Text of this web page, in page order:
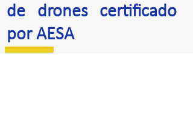
de drones certificado
por AESA